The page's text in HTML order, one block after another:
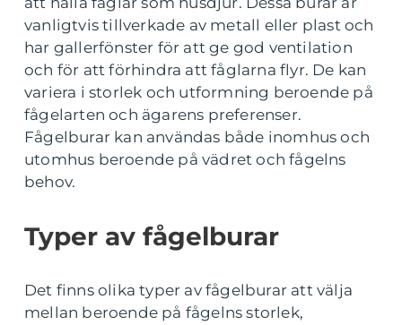
vanligtvis tillverkade av metall eller plast och
har gallerfönster för att ge god ventilation
och för att förhindra att fåglarna flyr. De kan
variera i storlek och utformning beroende på
fågelarten och ägarens preferenser.
Fågelburar kan användas både inomhus och
utomhus beroende på vädret och fågelns
behov.
Typer av fågelburar
Det finns olika typer av fågelburar att välja
mellan beroende på fågelns storlek,